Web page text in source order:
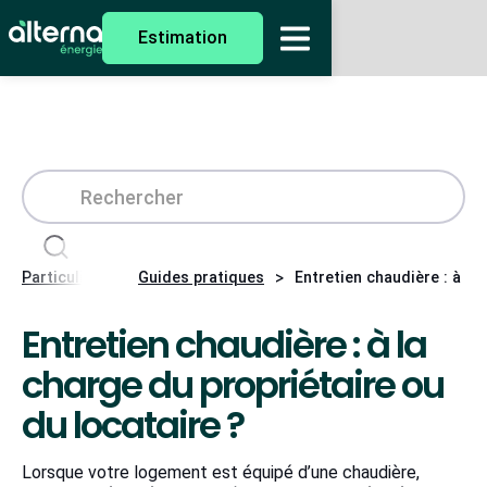
Estimation
Particuliers Guides pratiques > Entretien chaudière : à
Entretien chaudière : à la
charge du propriétaire ou
du locataire ?
Lorsque votre logement est équipé d’une chaudière,